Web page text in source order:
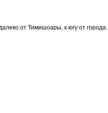
от Тимишоары, к югу от города.